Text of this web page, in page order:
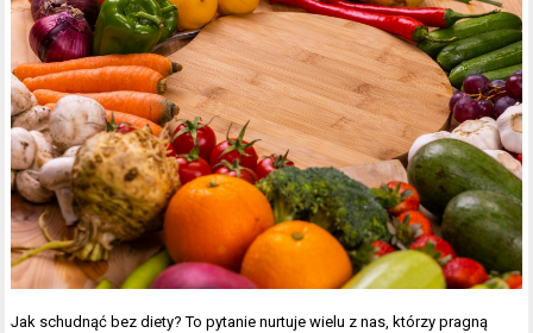
Jak schudnąć bez diety? To pytanie nurtuje wielu z nas, którzy pragną